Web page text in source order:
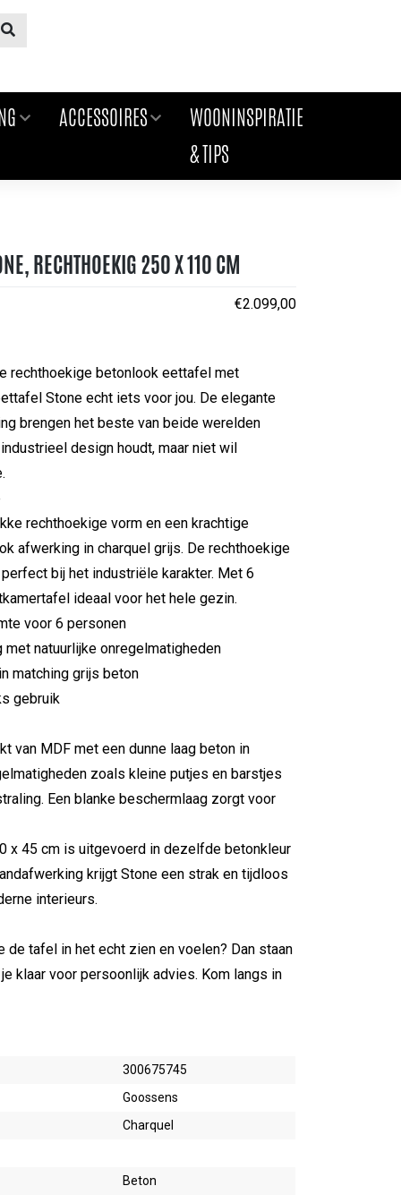
ACCESSOIRES
WOONINSPIRATIE
& TIPS
RECHTHOEKIG 250 X 110 CM
€2.099,00
rechthoekige betonlook eettafel met
Stone echt iets voor jou. De elegante
brengen het beste van beide werelden
design houdt, maar niet wil
rechthoekige vorm en een krachtige
afwerking in charquel grijs. De rechthoekige
bij het industriële karakter. Met 6
ideaal voor het hele gezin.
voor 6 personen
natuurlijke onregelmatigheden
matching grijs beton
gebruik
van MDF met een dunne laag beton in
zoals kleine putjes en barstjes
Een blanke beschermlaag zorgt voor
x 45 cm is uitgevoerd in dezelfde betonkleur
krijgt Stone een strak en tijdloos
interieurs.
tafel in het echt zien en voelen? Dan staan
klaar voor persoonlijk advies. Kom langs in
300675745
Goossens
Charquel
Beton